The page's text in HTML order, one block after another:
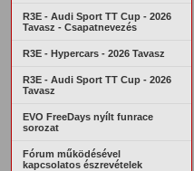
R3E - Audi Sport TT Cup - 2026
Tavasz - Csapatnevezés
R3E - Hypercars - 2026 Tavasz
R3E - Audi Sport TT Cup - 2026
Tavasz
EVO FreeDays nyílt funrace
sorozat
Fórum működésével
kapcsolatos észrevételek